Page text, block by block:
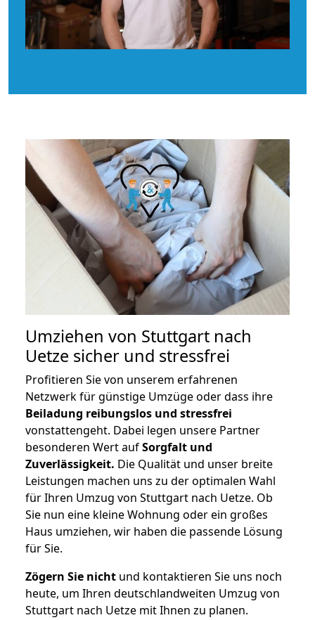
Umziehen von Stuttgart nach
Uetze sicher und stressfrei
Profitieren Sie von unserem erfahrenen
Netzwerk für günstige Umzüge oder dass ihre
Beiladung reibungslos und stressfrei
vonstattengeht. Dabei legen unsere Partner
besonderen Wert aufSorgfalt und
Zuverlässigkeit. Die Qualität und unser breite
Leistungen machen uns zu der optimalen Wahl
für Ihren Umzug von Stuttgart nach Uetze. Ob
Sie nun eine kleine Wohnung oder ein großes
Haus umziehen, wir haben die passende Lösung
für Sie.
Zögern Sie nicht und kontaktieren Sie uns noch
heute, um Ihren deutschlandweiten Umzug von
Stuttgart nach Uetze mit Ihnen zu planen.